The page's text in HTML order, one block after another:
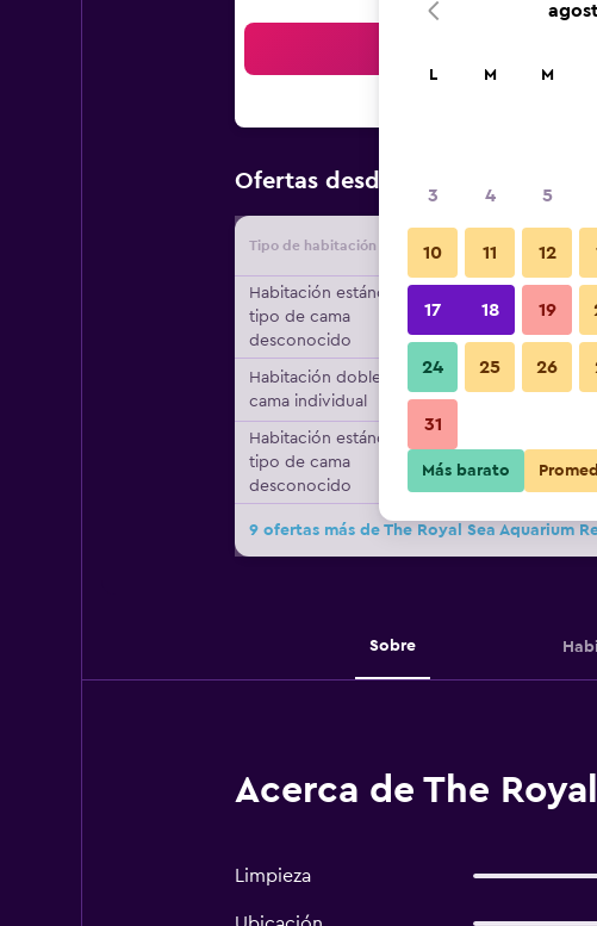
Ofertas desde
Tipo de habitación Proveedor
Habitación estándar,
tipo de cama
desconocido
Habitación doble, 1
cama individual
Habitación estándar,
tipo de cama
desconocido
9 ofertas más de The Royal Sea Aquarium
Sobre
Acerca de The
Limpieza
L M M
3 4 5
10 11 12
17 18 19
24 25 26
31
Más barato